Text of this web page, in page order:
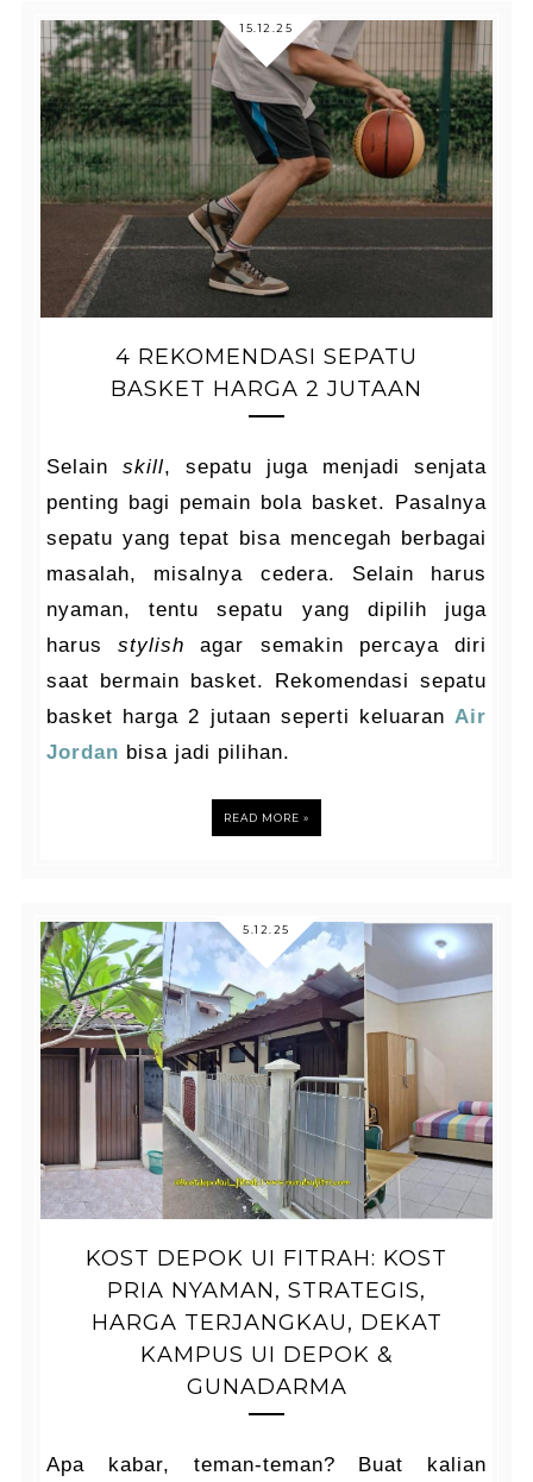
15.12.25
4 REKOMENDASI SEPATU
BASKET HARGA 2 JUTAAN
Selain skill, sepatu juga menjadi senjata
penting bagi pemain bola basket. Pasalnya
sepatu yang tepat bisa mencegah berbagai
masalah, misalnya cedera. Selain harus
nyaman, tentu sepatu yang dipilih juga
harus
stylish agar semakin percaya diri
saat bermain basket. Rekomendasi sepatu
basket harga 2 jutaan seperti keluaran Air
Jordan bisa jadi pilihan.
READ MORE »
5.12.25
KOST DEPOK UI FITRAH: KOST
PRIA NYAMAN, STRATEGIS,
HARGA TERJANGKAU, DEKAT
KAMPUS UI DEPOK &
GUNADARMA
Apa kabar, teman-teman? Buat kalian